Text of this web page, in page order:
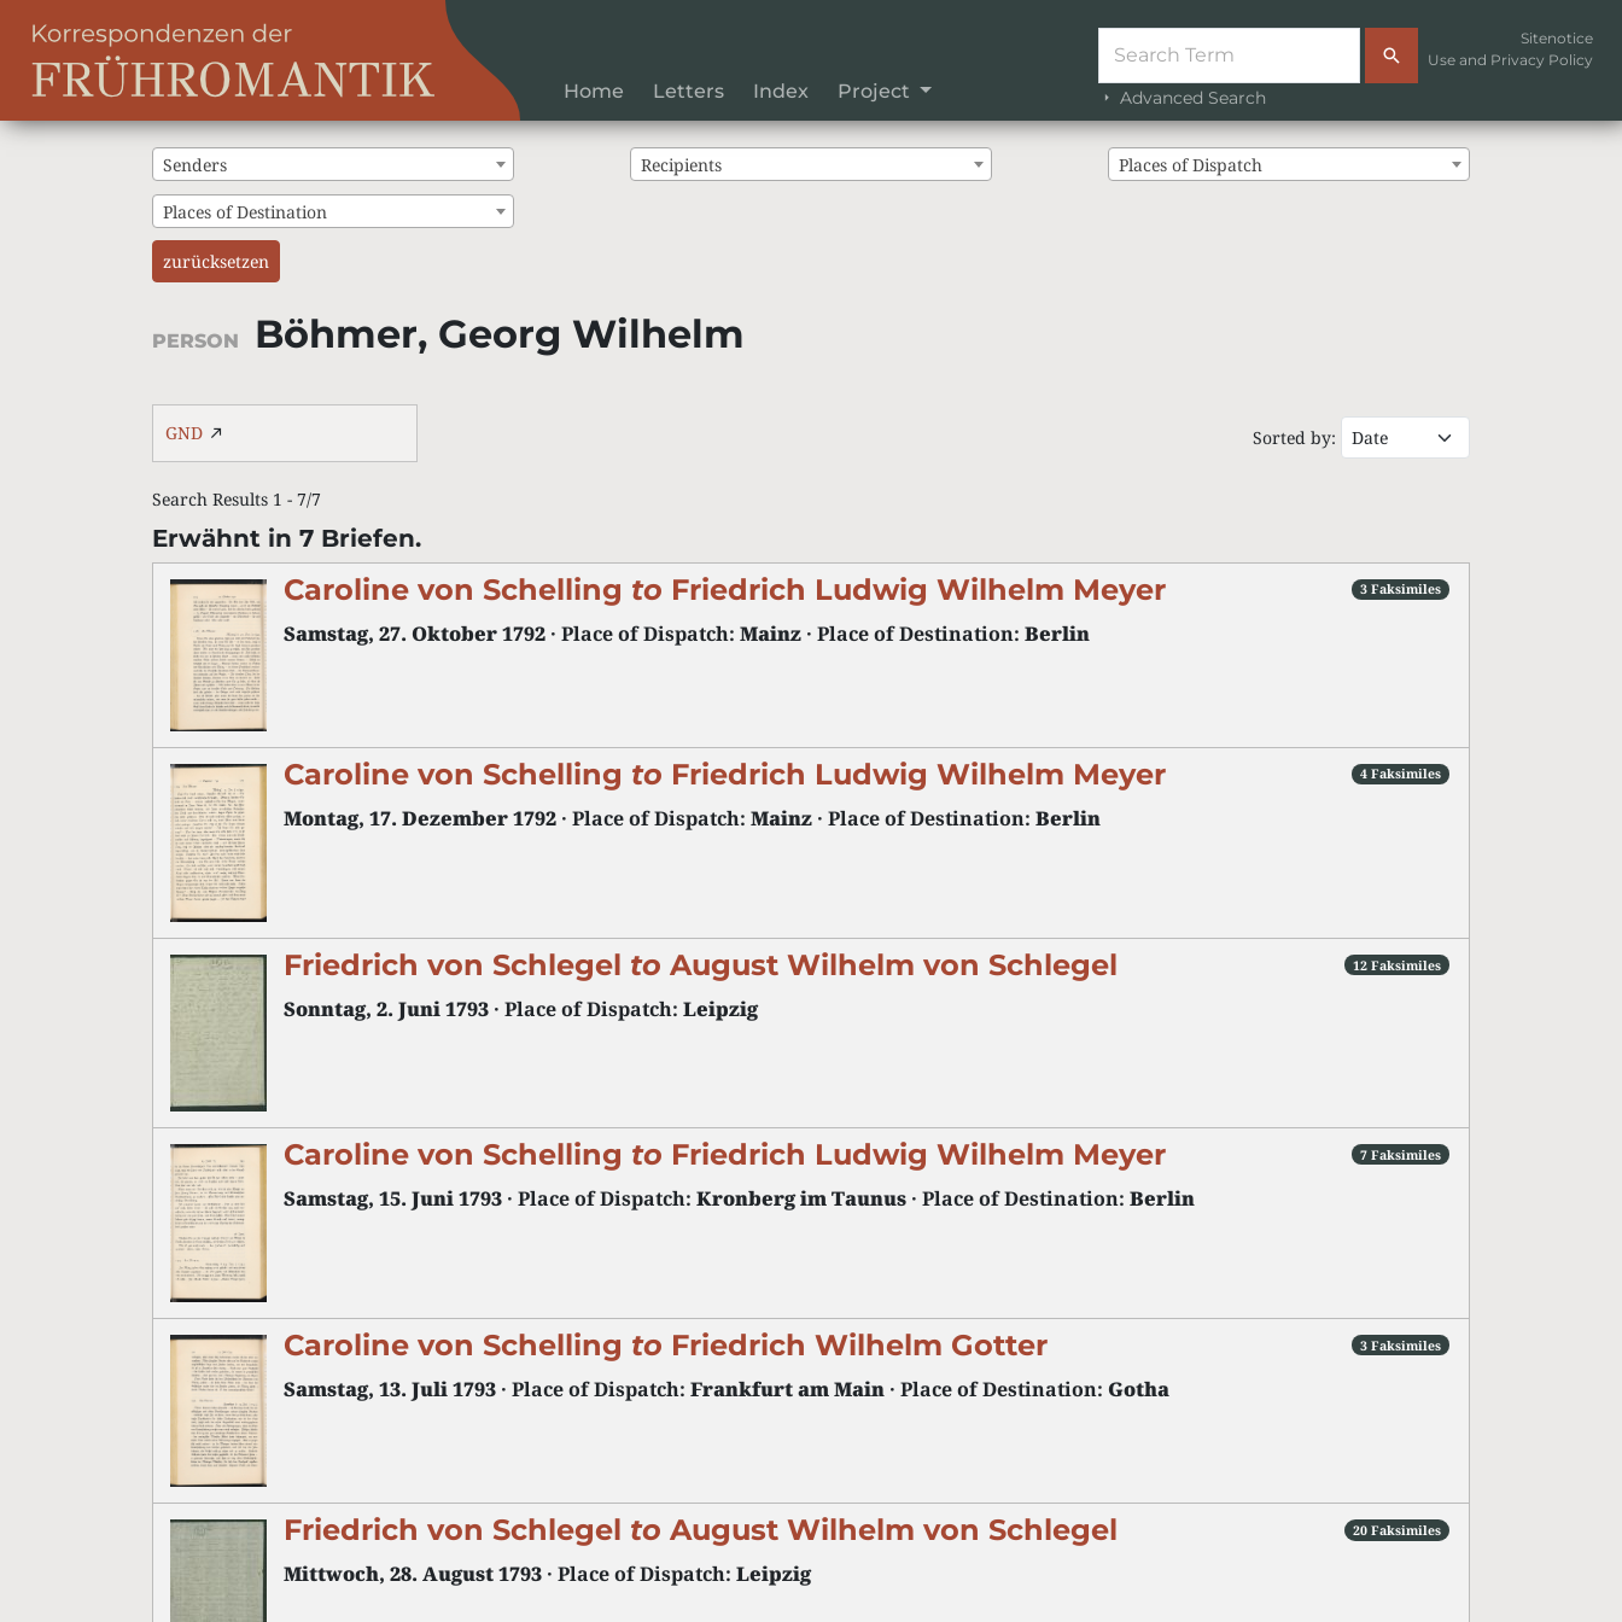
Home Letters Index Project Advanced Search
Sitenotice
Use and Privacy Policy
Senders Recipients Places of Dispatch
Places of Destination
zurücksetzen
PERSON Böhmer, Georg Wilhelm
GND Sorted by:
Search Results 1 - 7/7
Erwähnt in 7 Briefen.
Caroline von Schelling to Friedrich Ludwig Wilhelm Meyer
Samstag, 27. Oktober 1792 · Place of Dispatch: Mainz · Place of Destination: Berlin
3 Faksimiles
Caroline von Schelling to Friedrich Ludwig Wilhelm Meyer
Montag, 17. Dezember 1792 · Place of Dispatch: Mainz · Place of Destination: Berlin
4 Faksimiles
Friedrich von Schlegel to August Wilhelm von Schlegel
Sonntag, 2. Juni 1793 · Place of Dispatch: Leipzig
12 Faksimiles
Caroline von Schelling to Friedrich Ludwig Wilhelm Meyer
Samstag, 15. Juni 1793 · Place of Dispatch: Kronberg im Taunus · Place of Destination: Berlin
7 Faksimiles
Caroline von Schelling to Friedrich Wilhelm Gotter
Samstag, 13. Juli 1793 · Place of Dispatch: Frankfurt am Main · Place of Destination: Gotha
3 Faksimiles
Friedrich von Schlegel to August Wilhelm von Schlegel
Mittwoch, 28. August 1793 · Place of Dispatch: Leipzig
20 Faksimiles